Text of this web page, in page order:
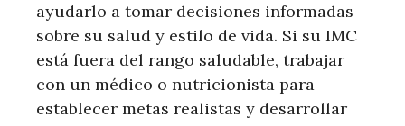
ayudarlo a tomar decisiones informadas
sobre su salud y estilo de vida. Si su IMC
está fuera del rango saludable, trabajar
con un médico o nutricionista para
establecer metas realistas y desarrollar